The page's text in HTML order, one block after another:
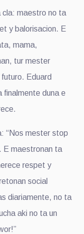
cla: maestro no ta
y balorisacion. E
mama,
tur mester
Eduard
finalmente duna e
“Nos mester stop
E maestronan ta
respet y
social
diariamente, no ta
aki no ta un